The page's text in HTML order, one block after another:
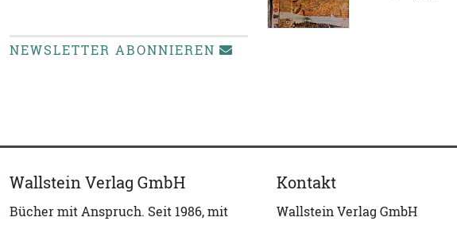
NEWSLETTER ABONNIEREN
Wallstein Verlag GmbH
Bücher mit Anspruch. Seit 1986, mit
Kontakt
Wallstein Verlag GmbH